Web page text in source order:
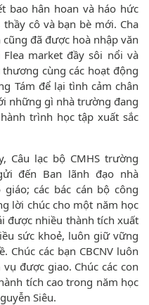
bao hân hoan và háo hức
cô và bạn bè mới. Cha
đã được hoà nhập văn
market đầy sôi nổi và
cùng các hoạt động
Tám để lại tình cảm chân
những gì nhà trường đang
trình học tập xuất sắc
Câu lạc bộ CMHS trường
đến Ban lãnh đạo nhà
các bác cán bộ công
lời chúc cho một năm học
được nhiều thành tích xuất
sức khoẻ, luôn giữ vững
Chúc các bạn CBCNV luôn
được giao. Chúc các con
tích cao trong năm học
Siêu.